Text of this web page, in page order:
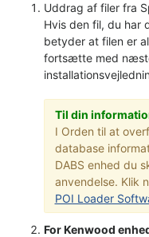
Uddrag af filer fra
Hvis den fil, du har
betyder at filen er
fortsætte med
Til din
I Orden til at
database
DABS enhed du
anvendelse. Klik
POI Loader
For Kenwood